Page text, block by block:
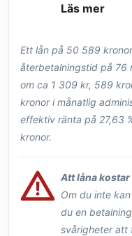
Läs mer
Ett lån på 50 589
återbetalningstid på 76
om ca 1 309 kr, 589
kronor i månatlig
effektiv ränta på 27,63
kronor.
Att låna
Om du inte
du en
svårigheter att få